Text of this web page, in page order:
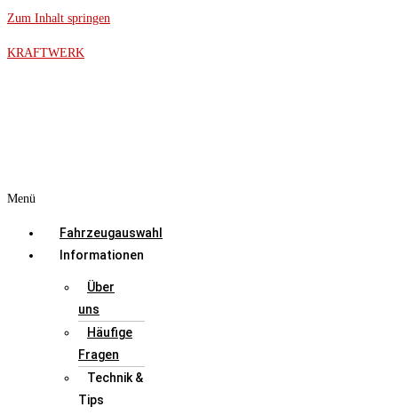
Zum Inhalt springen
KRAFTWERK
Menü
Fahrzeugauswahl
Informationen
Über
uns
Häufige
Fragen
Technik &
Tips